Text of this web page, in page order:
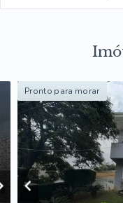
Pronto para morar